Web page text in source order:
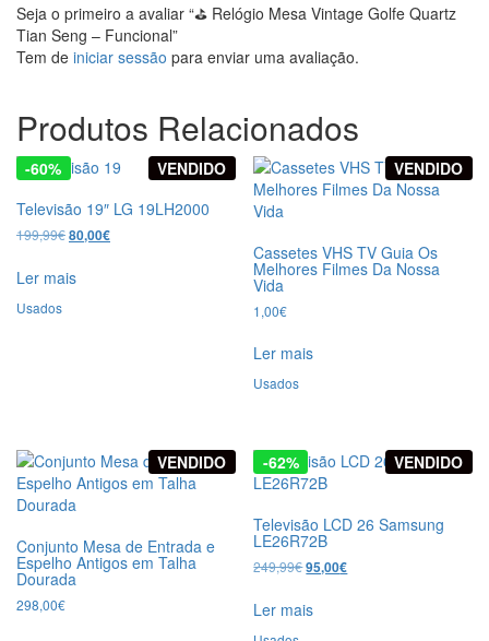
Seja o primeiro a avaliar “⛳ Relógio Mesa Vintage Golfe Quartz
Tian Seng – Funcional”
Tem de iniciar sessão para enviar uma avaliação.
Produtos Relacionados
-60%
VENDIDO
Televisão 19″ LG 19LH2000
199,99€O
original
era:
80,00€O
Ler mais
Usados
VENDIDO
Cassetes VHS TV Guia Os
Melhores Filmes Da Nossa
Vida
1,00€
Ler mais
Usados
VENDIDO
Conjunto Mesa de Entrada e
Espelho Antigos em Talha
Dourada
298,00€
-62% VENDIDO
Televisão LCD 26 Samsung
LE26R72B
249,99€O
original
era:
95,00€O
Ler mais